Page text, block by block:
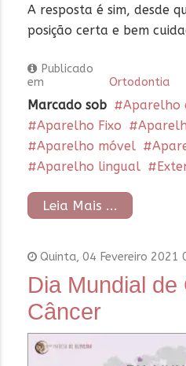
A resposta é sim, desde
posição certa e bem
Publicado
em
Ortodontia
Marcado sob
Aparelho
Aparelho Fixo
Aparelho móvel
Aparelho lingual
Leia Mais ...
Quinta, 04 Fevereiro 2021
Dia Mundial de
Câncer